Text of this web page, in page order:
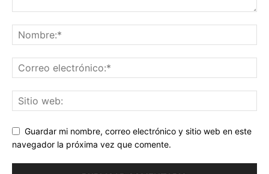
Guardar mi nombre, correo electrónico y sitio web en este
navegador la próxima vez que comente.